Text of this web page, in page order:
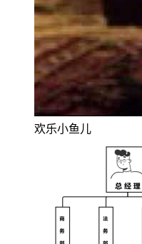
欢乐小鱼儿